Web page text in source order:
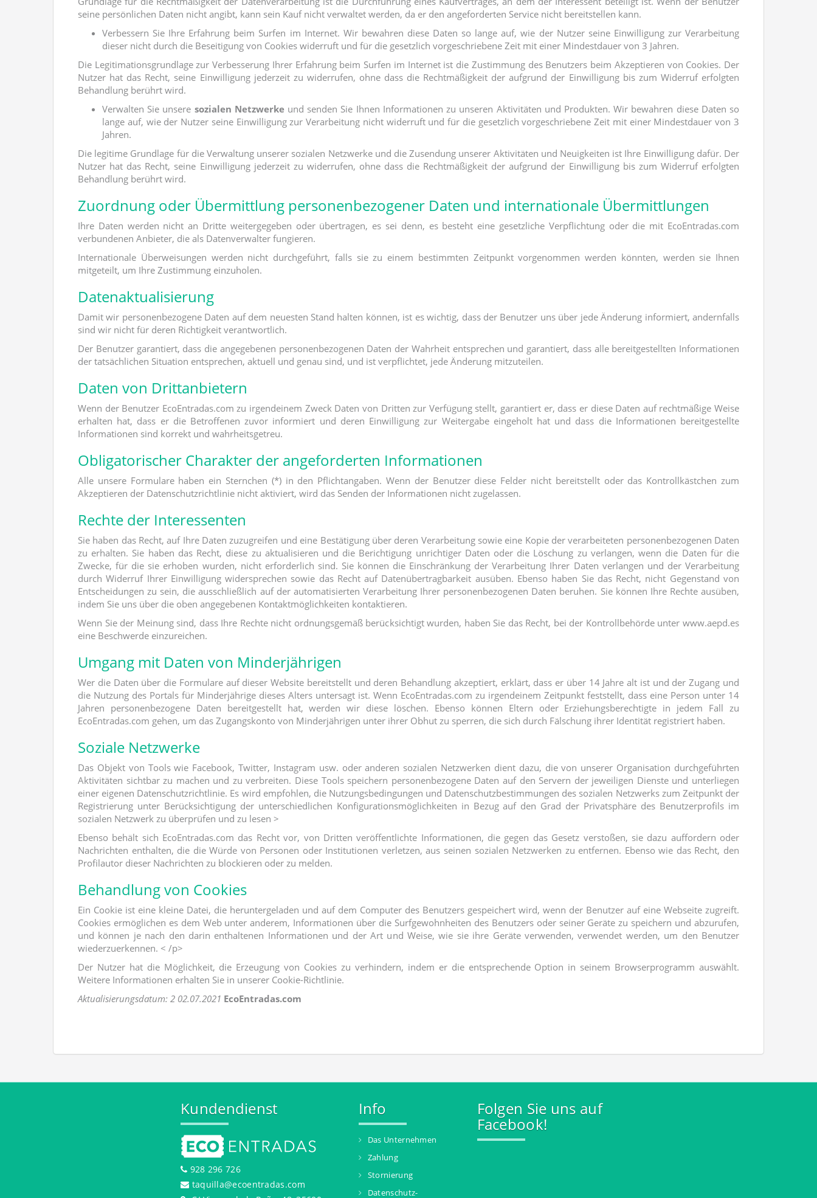
seine persönlichen Daten nicht angibt, kann sein Kauf nicht verwaltet werden, da er den angeforderten Service nicht bereitstellen kann.
Verbessern Sie Ihre Erfahrung beim Surfen im Internet. Wir bewahren diese Daten so lange auf, wie der Nutzer seine Einwilligung zur Verarbeitung
dieser nicht durch die Beseitigung von Cookies widerruft und für die gesetzlich vorgeschriebene Zeit mit einer Mindestdauer von 3 Jahren.
Die Legitimationsgrundlage zur Verbesserung Ihrer Erfahrung beim Surfen im Internet ist die Zustimmung des Benutzers beim Akzeptieren von Cookies. Der
Nutzer hat das Recht, seine Einwilligung jederzeit zu widerrufen, ohne dass die Rechtmäßigkeit der aufgrund der Einwilligung bis zum Widerruf erfolgten
Behandlung berührt wird.
Verwalten Sie unsere sozialen Netzwerke und senden Sie Ihnen Informationen zu unseren Aktivitäten und Produkten. Wir bewahren diese Daten so
lange auf, wie der Nutzer seine Einwilligung zur Verarbeitung nicht widerruft und für die gesetzlich vorgeschriebene Zeit mit einer Mindestdauer von 3
Jahren.
Die legitime Grundlage für die Verwaltung unserer sozialen Netzwerke und die Zusendung unserer Aktivitäten und Neuigkeiten ist Ihre Einwilligung dafür. Der
Nutzer hat das Recht, seine Einwilligung jederzeit zu widerrufen, ohne dass die Rechtmäßigkeit der aufgrund der Einwilligung bis zum Widerruf erfolgten
Behandlung berührt wird.
Zuordnung oder Übermittlung personenbezogener Daten und internationale Übermittlungen
Ihre Daten werden nicht an Dritte weitergegeben oder übertragen, es sei denn, es besteht eine gesetzliche Verpflichtung oder die mit EcoEntradas.com
verbundenen Anbieter, die als Datenverwalter fungieren.
Internationale Überweisungen werden nicht durchgeführt, falls sie zu einem bestimmten Zeitpunkt vorgenommen werden könnten, werden sie Ihnen
mitgeteilt, um Ihre Zustimmung einzuholen.
Datenaktualisierung
Damit wir personenbezogene Daten auf dem neuesten Stand halten können, ist es wichtig, dass der Benutzer uns über jede Änderung informiert, andernfalls
sind wir nicht für deren Richtigkeit verantwortlich.
Der Benutzer garantiert, dass die angegebenen personenbezogenen Daten der Wahrheit entsprechen und garantiert, dass alle bereitgestellten Informationen
der tatsächlichen Situation entsprechen, aktuell und genau sind, und ist verpflichtet, jede Änderung mitzuteilen.
Daten von Drittanbietern
Wenn der Benutzer EcoEntradas.com zu irgendeinem Zweck Daten von Dritten zur Verfügung stellt, garantiert er, dass er diese Daten auf rechtmäßige Weise
erhalten hat, dass er die Betroffenen zuvor informiert und deren Einwilligung zur Weitergabe eingeholt hat und dass die Informationen bereitgestellte
Informationen sind korrekt und wahrheitsgetreu.
Obligatorischer Charakter der angeforderten Informationen
Alle unsere Formulare haben ein Sternchen (*) in den Pflichtangaben. Wenn der Benutzer diese Felder nicht bereitstellt oder das Kontrollkästchen zum
Akzeptieren der Datenschutzrichtlinie nicht aktiviert, wird das Senden der Informationen nicht zugelassen.
Rechte der Interessenten
Sie haben das Recht, auf Ihre Daten zuzugreifen und eine Bestätigung über deren Verarbeitung sowie eine Kopie der verarbeiteten personenbezogenen Daten
zu erhalten. Sie haben das Recht, diese zu aktualisieren und die Berichtigung unrichtiger Daten oder die Löschung zu verlangen, wenn die Daten für die
Zwecke, für die sie erhoben wurden, nicht erforderlich sind. Sie können die Einschränkung der Verarbeitung Ihrer Daten verlangen und der Verarbeitung
durch Widerruf Ihrer Einwilligung widersprechen sowie das Recht auf Datenübertragbarkeit ausüben. Ebenso haben Sie das Recht, nicht Gegenstand von
Entscheidungen zu sein, die ausschließlich auf der automatisierten Verarbeitung Ihrer personenbezogenen Daten beruhen. Sie können Ihre Rechte ausüben,
indem Sie uns über die oben angegebenen Kontaktmöglichkeiten kontaktieren.
Wenn Sie der Meinung sind, dass Ihre Rechte nicht ordnungsgemäß berücksichtigt wurden, haben Sie das Recht, bei der Kontrollbehörde unter www.aepd.es
eine Beschwerde einzureichen.
Umgang mit Daten von Minderjährigen
Wer die Daten über die Formulare auf dieser Website bereitstellt und deren Behandlung akzeptiert, erklärt, dass er über 14 Jahre alt ist und der Zugang und
die Nutzung des Portals für Minderjährige dieses Alters untersagt ist. Wenn EcoEntradas.com zu irgendeinem Zeitpunkt feststellt, dass eine Person unter 14
Jahren personenbezogene Daten bereitgestellt hat, werden wir diese löschen. Ebenso können Eltern oder Erziehungsberechtigte in jedem Fall zu
EcoEntradas.com gehen, um das Zugangskonto von Minderjährigen unter ihrer Obhut zu sperren, die sich durch Fälschung ihrer Identität registriert haben.
Soziale Netzwerke
Das Objekt von Tools wie Facebook, Twitter, Instagram usw. oder anderen sozialen Netzwerken dient dazu, die von unserer Organisation durchgeführten
Aktivitäten sichtbar zu machen und zu verbreiten. Diese Tools speichern personenbezogene Daten auf den Servern der jeweiligen Dienste und unterliegen
einer eigenen Datenschutzrichtlinie. Es wird empfohlen, die Nutzungsbedingungen und Datenschutzbestimmungen des sozialen Netzwerks zum Zeitpunkt der
Registrierung unter Berücksichtigung der unterschiedlichen Konfigurationsmöglichkeiten in Bezug auf den Grad der Privatsphäre des Benutzerprofils im
sozialen Netzwerk zu überprüfen und zu lesen >
Ebenso behält sich EcoEntradas.com das Recht vor, von Dritten veröffentlichte Informationen, die gegen das Gesetz verstoßen, sie dazu auffordern oder
Nachrichten enthalten, die die Würde von Personen oder Institutionen verletzen, aus seinen sozialen Netzwerken zu entfernen. Ebenso wie das Recht, den
Profilautor dieser Nachrichten zu blockieren oder zu melden.
Behandlung von Cookies
Ein Cookie ist eine kleine Datei, die heruntergeladen und auf dem Computer des Benutzers gespeichert wird, wenn der Benutzer auf eine Webseite zugreift.
Cookies ermöglichen es dem Web unter anderem, Informationen über die Surfgewohnheiten des Benutzers oder seiner Geräte zu speichern und abzurufen,
und können je nach den darin enthaltenen Informationen und der Art und Weise, wie sie ihre Geräte verwenden, verwendet werden, um den Benutzer
wiederzuerkennen. < /p>
Der Nutzer hat die Möglichkeit, die Erzeugung von Cookies zu verhindern, indem er die entsprechende Option in seinem Browserprogramm auswählt.
Weitere Informationen erhalten Sie in unserer Cookie-Richtlinie.
Aktualisierungsdatum: 2 02.07.2021 EcoEntradas.com
Kundendienst
928 296 726
taquilla@ecoentradas.com
Info
Das Unternehmen
Zahlung
Stornierung
Datenschutz-
Folgen Sie uns auf
Facebook!